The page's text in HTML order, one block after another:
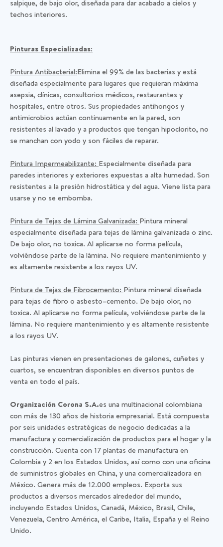
salpique, de bajo olor, diseñada para dar acabado a cielos y
techos interiores.
Pinturas Especializadas:
Pintura Antibacterial:Elimina el 99% de las bacterias y está
diseñada especialmente para lugares que requieran máxima
asepsia, clínicas, consultorios médicos, restaurantes y
hospitales, entre otros. Sus propiedades antihongos y
antimicrobios actúan continuamente en la pared, son
resistentes al lavado y a productos que tengan hipoclorito, no
se manchan con yodo y son fáciles de reparar.
Pintura Impermeabilizante: Especialmente diseñada para
paredes interiores y exteriores expuestas a alta humedad. Son
resistentes a la presión hidrostática y del agua. Viene lista para
usarse y no se embomba.
Pintura de Tejas de Lámina Galvanizada: Pintura mineral
especialmente diseñada para tejas de lámina galvanizada o zinc.
De bajo olor, no toxica. Al aplicarse no forma película,
volviéndose parte de la lámina. No requiere mantenimiento y
es altamente resistente a los rayos UV.
Pintura de Tejas de Fibrocemento: Pintura mineral diseñada
para tejas de fibro o asbesto–cemento. De bajo olor, no
toxica. Al aplicarse no forma película, volviéndose parte de la
lámina. No requiere mantenimiento y es altamente resistente
a los rayos UV.
Las pinturas vienen en presentaciones de galones, cuñetes y
cuartos, se encuentran disponibles en diversos puntos de
venta en todo el país.
Organización Corona S.A.es una multinacional colombiana
con más de 130 años de historia empresarial. Está compuesta
por seis unidades estratégicas de negocio dedicadas a la
manufactura y comercialización de productos para el hogar y la
construcción. Cuenta con 17 plantas de manufactura en
Colombia y 2 en los Estados Unidos, así como con una oficina
de suministros globales en China, y una comercializadora en
México. Genera más de 12.000 empleos. Exporta sus
productos a diversos mercados alrededor del mundo,
incluyendo Estados Unidos, Canadá, México, Brasil, Chile,
Venezuela, Centro América, el Caribe, Italia, España y el Reino
Unido.